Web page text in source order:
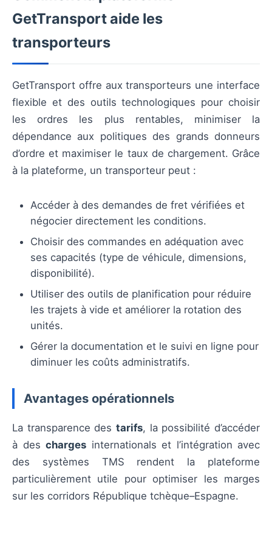
GetTransport aide les
transporteurs
GetTransport offre aux transporteurs une interface
flexible et des outils technologiques pour choisir
les ordres les plus rentables, minimiser la
dépendance aux politiques des grands donneurs
d’ordre et maximiser le taux de chargement. Grâce
à la plateforme, un transporteur peut :
Accéder à des demandes de fret vérifiées et
négocier directement les conditions.
Choisir des commandes en adéquation avec
ses capacités (type de véhicule, dimensions,
disponibilité).
Utiliser des outils de planification pour réduire
les trajets à vide et améliorer la rotation des
unités.
Gérer la documentation et le suivi en ligne pour
diminuer les coûts administratifs.
Avantages opérationnels
La transparence des tarifs, la possibilité d’accéder
à des charges internationals et l’intégration avec
des systèmes TMS rendent la plateforme
particulièrement utile pour optimiser les marges
sur les corridors République tchèque–Espagne.